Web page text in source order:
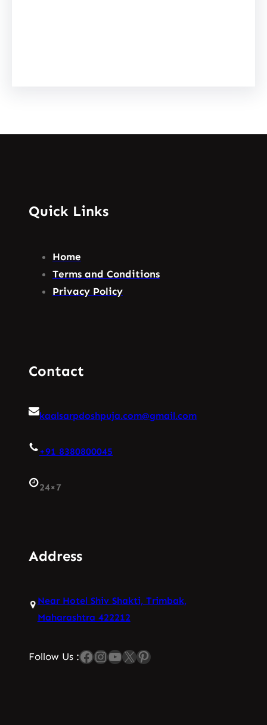
Quick Links
Home
Terms and Conditions
Privacy Policy
Contact
kaalsarpdoshpuja.com@gmail.com
+91 8380800045
24×7
Address
Near Hotel Shiv Shakti, Trimbak,
Maharashtra 422212
Follow Us :Facebook InstagramYouTube X Pinterest